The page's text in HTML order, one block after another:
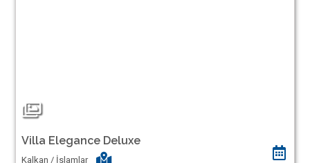
Villa Elegance Deluxe
Kalkan / İslamlar